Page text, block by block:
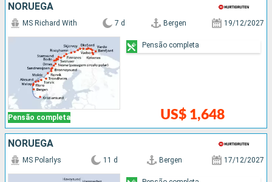
NORUEGA
Pensão completa
MS Richard With 7 d Bergen 19/12/2027
US$ 1,648
Pensão completa
NORUEGA
MS Polarlys 11 d Bergen 17/12/2027